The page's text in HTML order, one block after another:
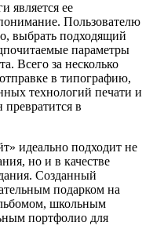
является ее
Пользователю
выбрать подходящий
параметры
Всего за несколько
в типографию,
технологий печати и
превратится в
идеально подходит не
но и в качестве
Созданный
подарком на
школьным
портфолио для